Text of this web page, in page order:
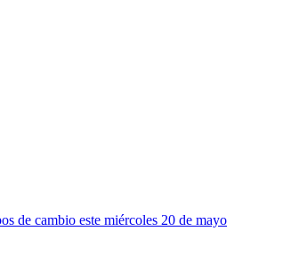
de cambio este miércoles 20 de mayo